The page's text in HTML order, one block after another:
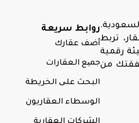
تربط
رقمية
من
روابط سريعة
أضف عقارك
جمیع العقارات
البحث علی الخريطة
الوسطاء العقاريون